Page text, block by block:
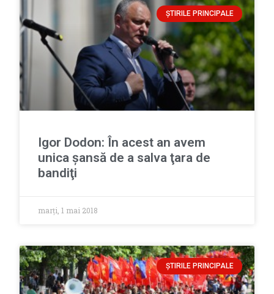
ȘTIRILE PRINCIPALE
Igor Dodon: În acest an avem
unica şansă de a salva ţara de
bandiţi
marți, 1 mai 2018
ȘTIRILE PRINCIPALE